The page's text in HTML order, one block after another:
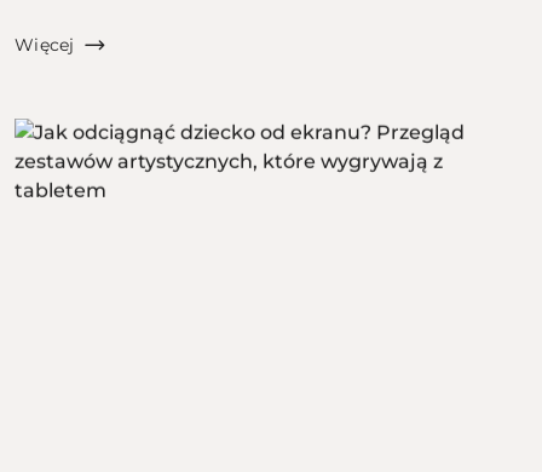
zimowego odrętwienia, a lista rzeczy do zrobienia
Więcej